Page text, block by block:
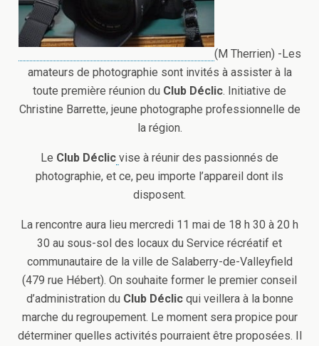
(M Therrien) -Les
amateurs de photographie sont invités à assister à la
toute première réunion du Club Déclic. Initiative de
Christine Barrette, jeune photographe professionnelle de
la région.
Le Club Déclic vise à réunir des passionnés de
photographie, et ce, peu importe l’appareil dont ils
disposent.
La rencontre aura lieu mercredi 11 mai de 18 h 30 à 20 h
30 au sous-sol des locaux du Service récréatif et
communautaire de la ville de Salaberry-de-Valleyfield
(479 rue Hébert). On souhaite former le premier conseil
d’administration du Club Déclicqui veillera à la bonne
marche du regroupement. Le moment sera propice pour
déterminer quelles activités pourraient être proposées. Il